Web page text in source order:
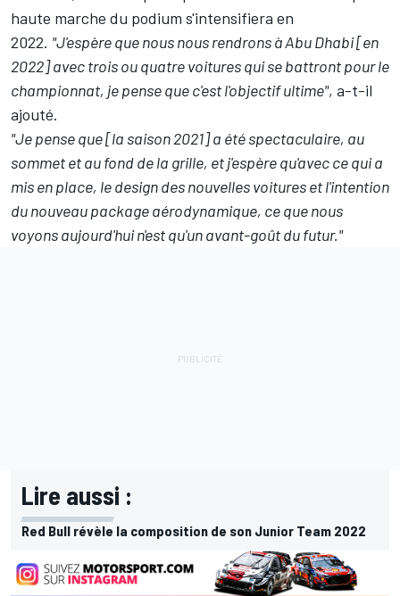
haute marche du podium s'intensifiera en
2022. "J'espère que nous nous rendrons à Abu Dhabi [en
2022] avec trois ou quatre voitures qui se battront pour le
championnat, je pense que c'est l'objectif ultime", a-t-il
ajouté.
"Je pense que [la saison 2021] a été spectaculaire, au
sommet et au fond de la grille, et j'espère qu'avec ce qui a
mis en place, le design des nouvelles voitures et l'intention
du nouveau package aérodynamique, ce que nous
voyons aujourd'hui n'est qu'un avant-goût du futur."
Lire aussi :
Red Bull révèle la composition de son Junior Team 2022